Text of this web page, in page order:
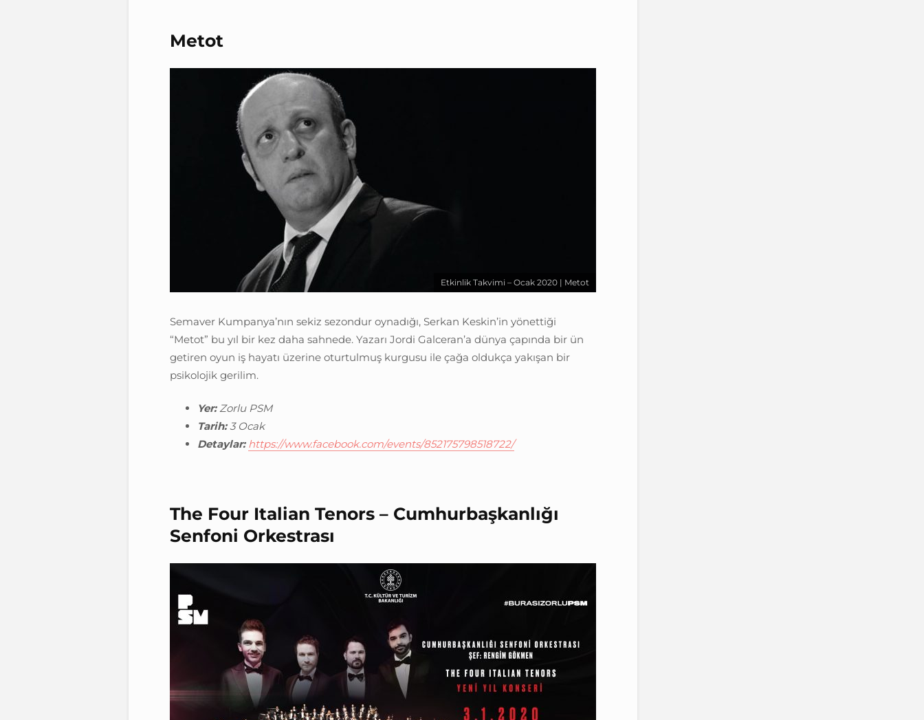
Metot
Etkinlik Takvimi – Ocak 2020 | Metot
Semaver Kumpanya’nın sekiz sezondur oynadığı, Serkan Keskin’in yönettiği
“Metot” bu yıl bir kez daha sahnede. Yazarı Jordi Galceran’a dünya çapında bir ün
getiren oyun iş hayatı üzerine oturtulmuş kurgusu ile çağa oldukça yakışan bir
psikolojik gerilim.
Yer:Zorlu PSM
Tarih:3 Ocak
Detaylar: https://www.facebook.com/events/852175798518722/
The Four Italian Tenors – Cumhurbaşkanlığı
Senfoni Orkestrası